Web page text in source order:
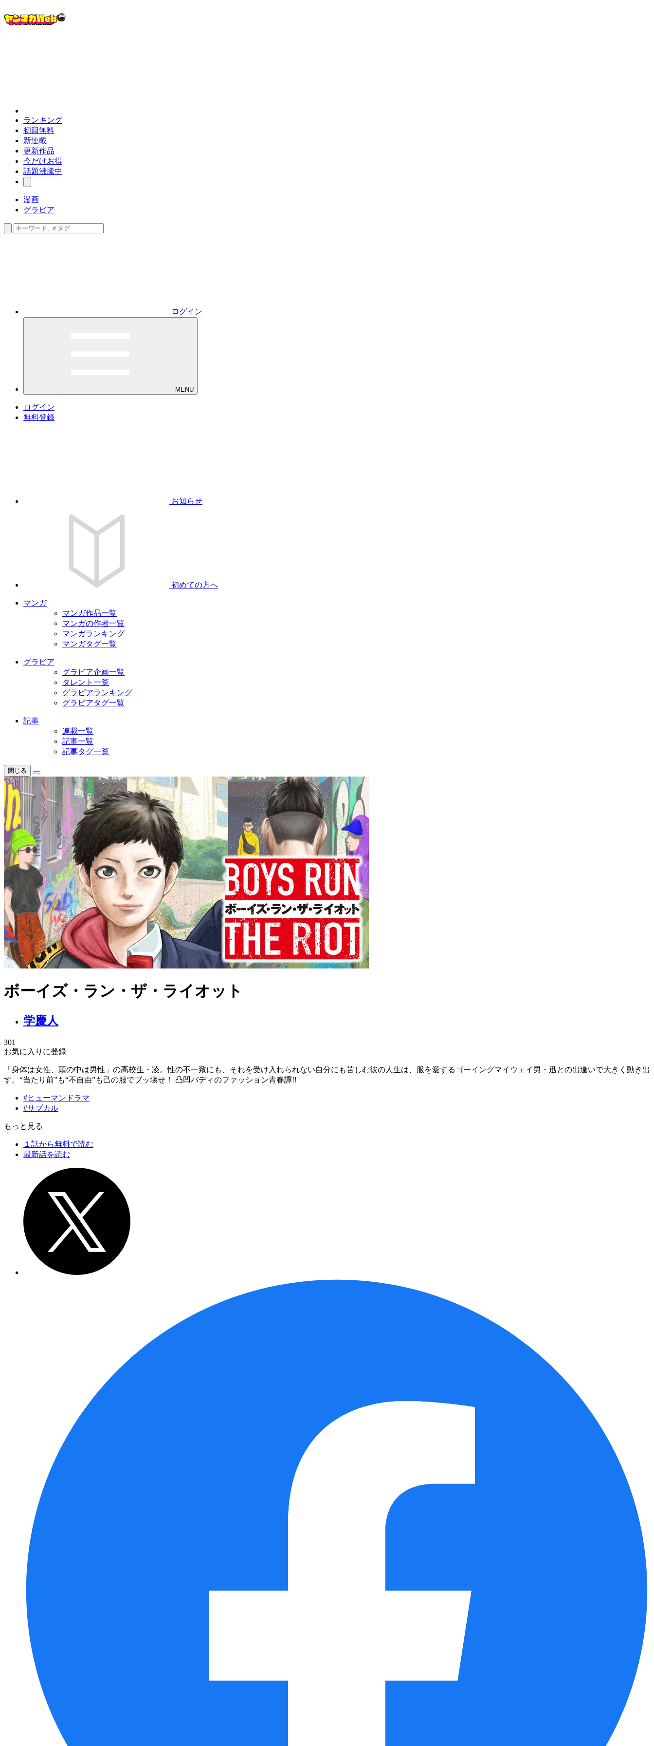
ランキング
初回無料
新連載
更新作品
今だけお得
話題沸騰中
漫画
グラビア
ログイン
MENU
ログイン
無料登録
お知らせ
初めての方へ
マンガ
マンガ作品一覧
マンガの作者一覧
マンガランキング
マンガタグ一覧
グラビア
グラビア企画一覧
タレント一覧
グラビアランキング
グラビアタグ一覧
記事
連載一覧
記事一覧
記事タグ一覧
閉じる
ボーイズ・ラン・ザ・ライオット
学慶人
301
お気に入りに登録
「身体は女性、頭の中は男性」の高校生・凌。性の不一致にも、それを受け入れられない自分にも苦しむ彼の人生は、服を愛するゴーイングマイウェイ男・迅との出逢いで大きく動き出
す。“当たり前”も“不自由”も己の服でブッ壊せ！ 凸凹バディのファッション青春譚!!
#ヒューマンドラマ
#サブカル
もっと見る
１話から無料で読む
最新話を読む